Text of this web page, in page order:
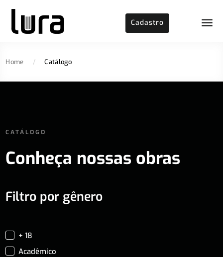
Cadastro
Home / Catálogo
CATÁLOGO
Conheça nossas obras
Filtro por gênero
+ 18
Acadêmico